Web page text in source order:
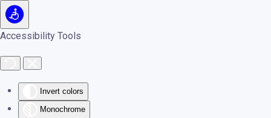
Accessibility Tools
Invert colors
Monochrome
Skip to main content